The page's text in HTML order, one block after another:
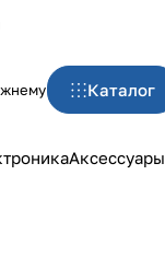
Каталог
Аксессуары